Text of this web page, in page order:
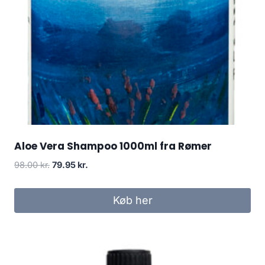
Aloe Vera Shampoo 1000ml fra Rømer
98.00kr. Den
pris
79.95 kr.
pris
Køb her